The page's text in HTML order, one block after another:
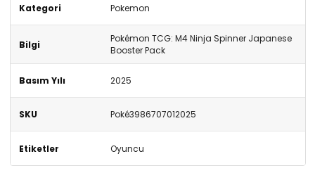
Kategori Pokemon
Bilgi
Pokémon TCG: M4 Ninja Spinner Japanese
Booster Pack
Basım Yılı 2025
SKU Poké3986707012025
Etiketler Oyuncu